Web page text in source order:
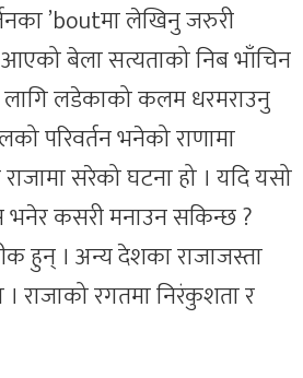
’boutमा लेखिनु जरुरी
बेला सत्यताको निब भाँचिन
लडेकाको कलम धरमराउनु
परिवर्तन भनेको राणामा
सरेको घटना हो । यदि यसो
भनेर कसरी मनाउन सकिन्छ ?
हुन् । अन्य देशका राजाजस्ता
राजाको रगतमा निरंकुशता र